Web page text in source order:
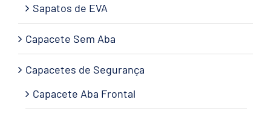
Sapatos de EVA
Capacete Sem Aba
Capacetes de Segurança
Capacete Aba Frontal